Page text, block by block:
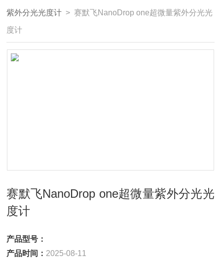
紫外分光光度计 > 赛默飞NanoDrop one超微量紫外分光光
度计
赛默飞NanoDrop one超微量紫外分光光
度计
产品型号：
产品时间： 2025-08-11